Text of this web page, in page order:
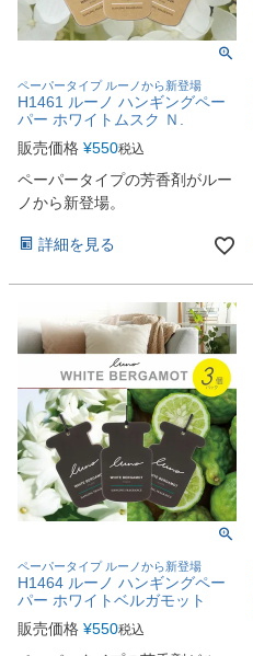
ペーパータイプ ルーノから新登場
H1461 ルーノ ハンギングペー
パー ホワイトムスク Ｎ.
販売価格 ¥550税込
ペーパータイプの芳香剤がルー
ノから新登場。
詳細を見る
ペーパータイプ ルーノから新登場
H1464 ルーノ ハンギングペー
パー ホワイトベルガモット
販売価格 ¥550税込